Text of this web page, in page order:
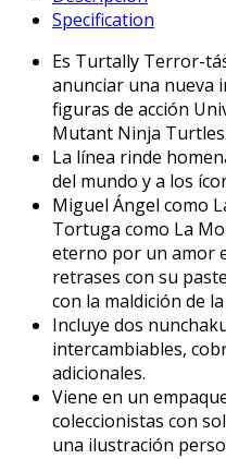
Ultimate
Michelangelo
Mummy
quantity
Specification
Es Turtally Terror-
anunciar una nueva
figuras de acción
Mutant Ninja Turtles.
La línea rinde
del mundo y a los
Miguel Ángel como
Tortuga como La
eterno por un amor
retrases con su
con la maldición de
Incluye dos
intercambiables,
adicionales.
Viene en un
coleccionistas con
una ilustración